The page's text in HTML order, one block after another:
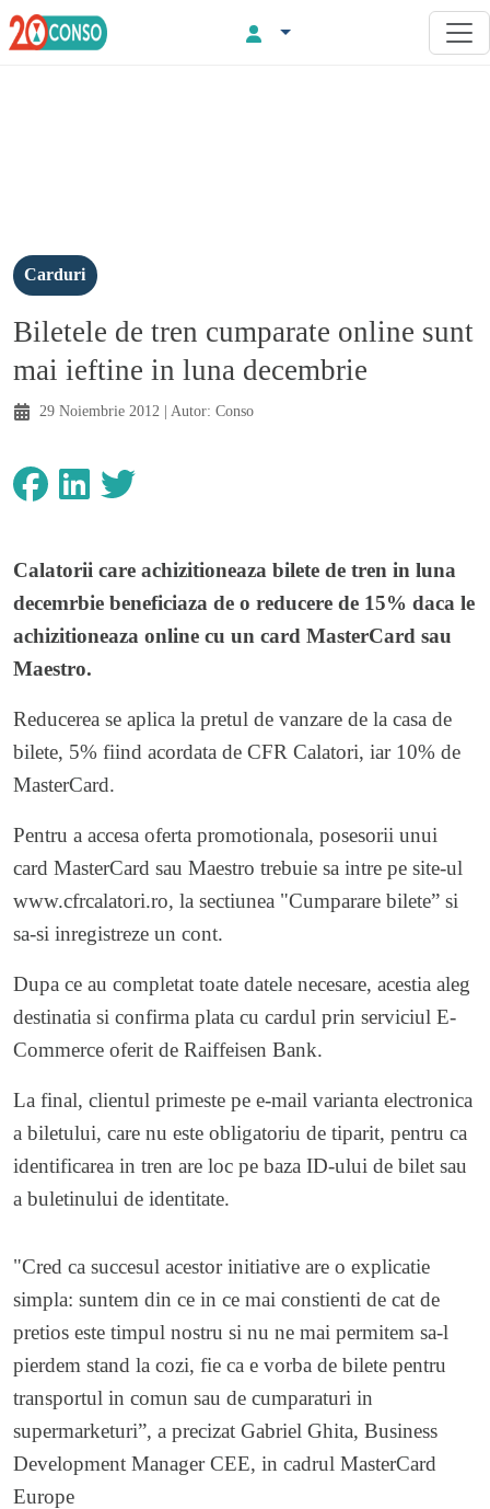
Carduri
Biletele de tren cumparate online sunt
mai ieftine in luna decembrie
29 Noiembrie 2012 | Autor: Conso
Calatorii care achizitioneaza bilete de tren in luna
decemrbie beneficiaza de o reducere de 15% daca le
achizitioneaza online cu un card MasterCard sau
Maestro.
Reducerea se aplica la pretul de vanzare de la casa de
bilete, 5% fiind acordata de CFR Calatori, iar 10% de
MasterCard.
Pentru a accesa oferta promotionala, posesorii unui
card MasterCard sau Maestro trebuie sa intre pe site-ul
www.cfrcalatori.ro, la sectiunea "Cumparare bilete” si
sa-si inregistreze un cont.
Dupa ce au completat toate datele necesare, acestia aleg
destinatia si confirma plata cu cardul prin serviciul E-
Commerce oferit de Raiffeisen Bank.
La final, clientul primeste pe e-mail varianta electronica
a biletului, care nu este obligatoriu de tiparit, pentru ca
identificarea in tren are loc pe baza ID-ului de bilet sau
a buletinului de identitate.
"Cred ca succesul acestor initiative are o explicatie
simpla: suntem din ce in ce mai constienti de cat de
pretios este timpul nostru si nu ne mai permitem sa-l
pierdem stand la cozi, fie ca e vorba de bilete pentru
transportul in comun sau de cumparaturi in
supermarketuri”, a precizat Gabriel Ghita, Business
Development Manager CEE, in cadrul MasterCard
Europe